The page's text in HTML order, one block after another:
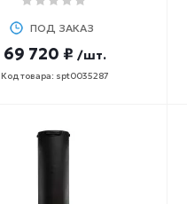
ПОД ЗАКАЗ
69 720 ₽ /шт.
Код товара: spt0035287